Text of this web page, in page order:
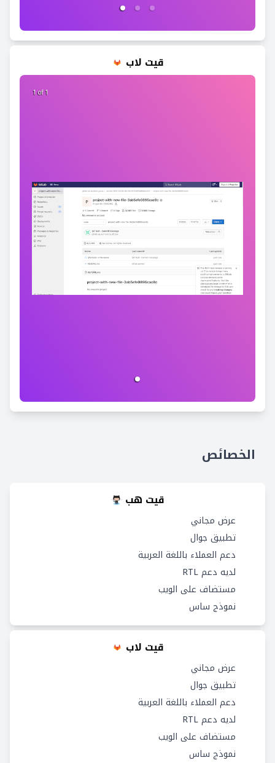
قيت لاب
1 of 1
الخصائص
قيت هب
عرض مجاني
تطبيق جوال
دعم العملاء باللغة العربية
لديه دعم RTL
مستضاف على الويب
نموذج ساس
قيت لاب
عرض مجاني
تطبيق جوال
دعم العملاء باللغة العربية
لديه دعم RTL
مستضاف على الويب
نموذج ساس